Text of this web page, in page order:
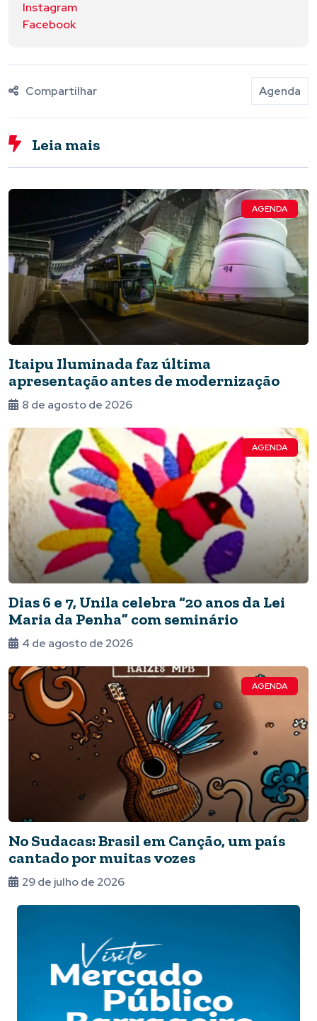
Instagram
Facebook
Compartilhar Agenda
Leia mais
AGENDA
Itaipu Iluminada faz última
apresentação antes de modernização
8 de agosto de 2026
AGENDA
Dias 6 e 7, Unila celebra “20 anos da Lei
Maria da Penha” com seminário
4 de agosto de 2026
AGENDA
No Sudacas: Brasil em Canção, um país
cantado por muitas vozes
29 de julho de 2026